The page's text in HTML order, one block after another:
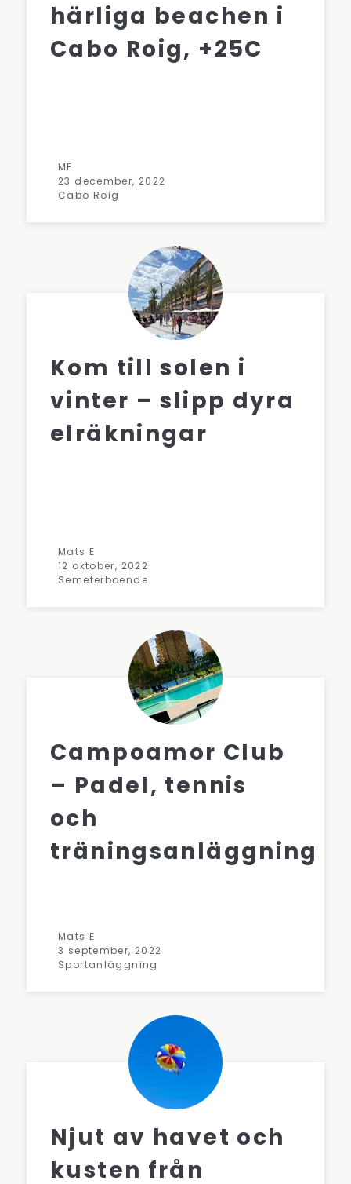
härliga beachen i
Cabo Roig, +25C
ME
23 december, 2022
Cabo Roig
Kom till solen i
vinter – slipp dyra
elräkningar
Mats E
12 oktober, 2022
Semeterboende
Campoamor Club
– Padel, tennis
och
träningsanläggning
Mats E
3 september, 2022
Sportanläggning
Njut av havet och
kusten från